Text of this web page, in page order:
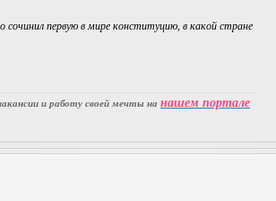
первую в мире конституцию, в какой стране
и работу своей мечты на нашем портале